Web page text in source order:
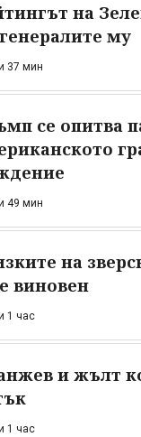
на
му
37 мин
се опитва
49 мин
на
виновен
1 час
и жълт
1 час